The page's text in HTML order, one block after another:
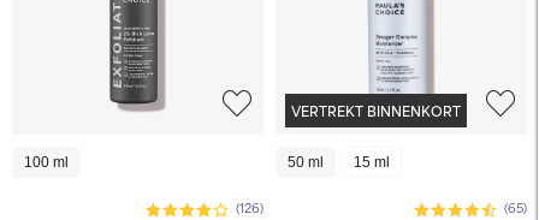
100 ml
(126)
VERTREKT BINNENKORT
50 ml 15 ml
(65)